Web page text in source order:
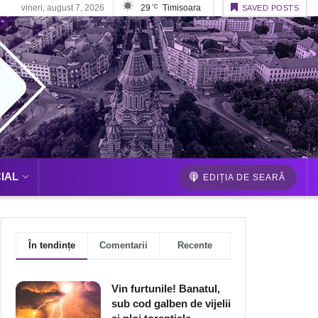
vineri, august 7, 2026 29 °C Timisoara SAVED POSTS
EDIȚIA DE SEARĂ
În tendințe Comentarii Recente
Vin furtunile! Banatul,
sub cod galben de vijelii